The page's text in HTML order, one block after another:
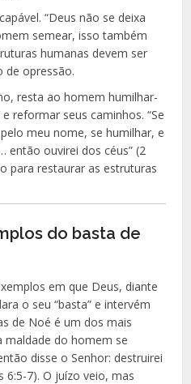
“Deus não se deixa
semear, isso também
humanas devem ser
de opressão.
resta ao homem humilhar-
reformar seus caminhos. “Se
meu nome, se humilhar, e
então ouvirei dos céus” (2
para restaurar as estruturas
do basta de
em que Deus, diante
o seu “basta” e intervém
de Noé é um dos mais
maldade do homem se
disse o Senhor: destruirei
6:5-7). O juízo veio, mas